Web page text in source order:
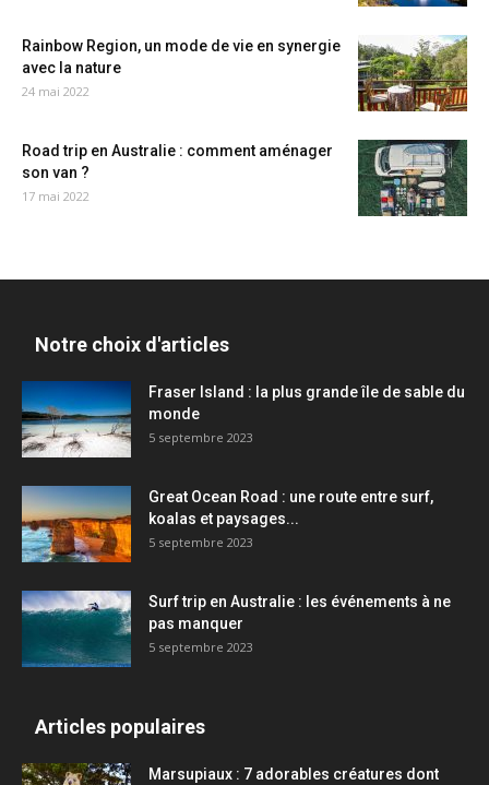
Rainbow Region, un mode de vie en synergie
avec la nature
24 mai 2022
Road trip en Australie : comment aménager
son van ?
17 mai 2022
Notre choix d'articles
Fraser Island : la plus grande île de sable du
monde
5 septembre 2023
Great Ocean Road : une route entre surf,
koalas et paysages...
5 septembre 2023
Surf trip en Australie : les événements à ne
pas manquer
5 septembre 2023
Articles populaires
Marsupiaux : 7 adorables créatures dont